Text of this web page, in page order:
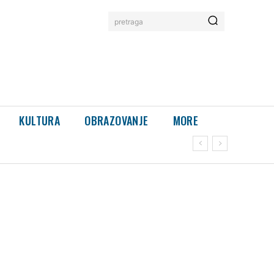
pretraga
KULTURA OBRAZOVANJE MORE